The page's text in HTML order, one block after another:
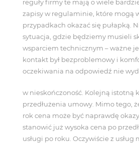
reguły firmy te mają o wiele
zapisy w regulaminie, które mogą
przypadkach okazać się pułapką.
sytuacja, gdzie będziemy musieli
wsparciem technicznym – ważne
kontakt był bezproblemowy i
oczekiwania na odpowiedź nie
w nieskończoność. Kolejną istotną
przedłużenia umowy. Mimo tego,
rok cena może być naprawdę
stanowić już wysoka cena po
usługi po roku. Oczywiście z usług